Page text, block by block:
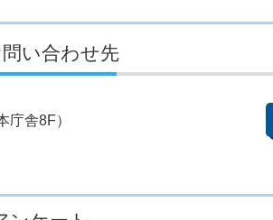
い合わせ先
庁舎8F）